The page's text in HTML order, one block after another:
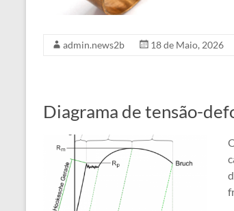
admin.news2b 18 de Maio, 2026
Diagrama de tensão-